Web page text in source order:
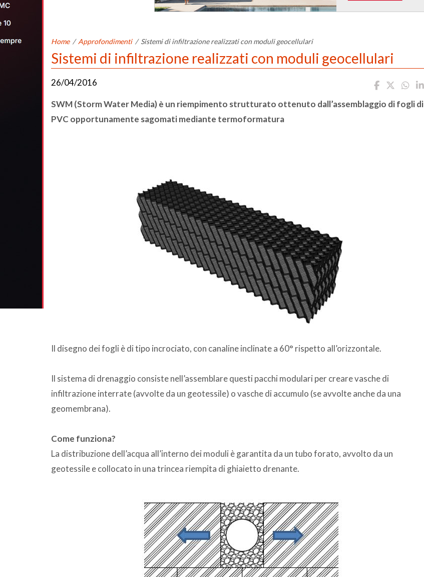
Home / Approfondimenti / Sistemi di infiltrazione realizzati con moduli geocellulari
Sistemi di infiltrazione realizzati con moduli geocellulari
26/04/2016
SWM (Storm Water Media) è un riempimento strutturato ottenuto dall’assemblaggio di fogli di
PVC opportunamente sagomati mediante termoformatura
Il disegno dei fogli è di tipo incrociato, con canaline inclinate a 60° rispetto all’orizzontale.
Il sistema di drenaggio consiste nell’assemblare questi pacchi modulari per creare vasche di
infiltrazione interrate (avvolte da un geotessile) o vasche di accumulo (se avvolte anche da una
geomembrana).
Come funziona?
La distribuzione dell’acqua all’interno dei moduli è garantita da un tubo forato, avvolto da un
geotessile e collocato in una trincea riempita di ghiaietto drenante.